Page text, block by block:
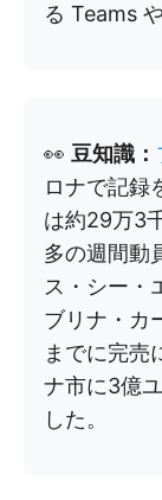
る Teams や
👀 豆知識：
ロナで記録
は約29万3
多の週間動
ス・シー・
ブリナ・カ
までに完売
ナ市に3億
した。